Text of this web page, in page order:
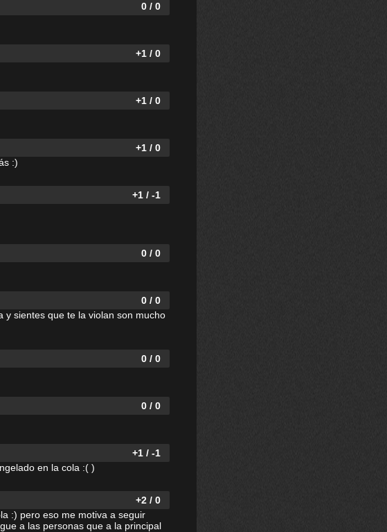
0 / 0
+1 / 0
+1 / 0
+1 / 0
:)
+1 / -1
0 / 0
0 / 0
y sientes que te la violan son mucho
0 / 0
0 / 0
+1 / -1
en la cola :( )
+2 / 0
:) pero eso me motiva a seguir
a las personas que a la principal